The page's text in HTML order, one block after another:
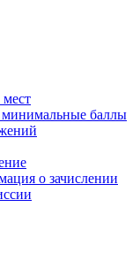
баллы
о зачислении